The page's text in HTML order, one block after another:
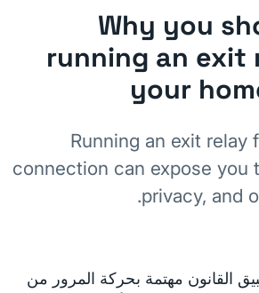
Why you
running an exit
your
Running an exit relay
connection can expose you
privacy, and
القانون مهتمة بحركة المرور من